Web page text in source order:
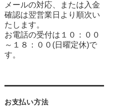
メールの対応、または入金
確認は翌営業日より順次い
たします。
お電話の受付は１０：００
～１８：００(日曜定休)で
す。
お支払い方法